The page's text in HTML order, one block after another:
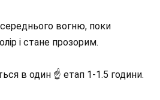
вогню, поки
і стане прозорим.
в один ☝️ етап 1-1.5 години.